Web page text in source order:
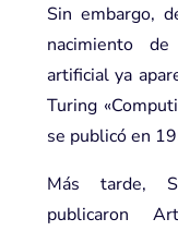
Sin embargo,
nacimiento
artificial ya
Turing «
se publicó en
Más tarde,
publicaron